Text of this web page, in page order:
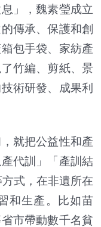
」，魏素瑩成立
傳承、保護和創
包手袋、家紡產
竹編、剪紙、景
術研發、成果利
就把公益性和產
代訓」「產訓結
式，在非遺所在
和生產。比如苗
市帶動數千名貧